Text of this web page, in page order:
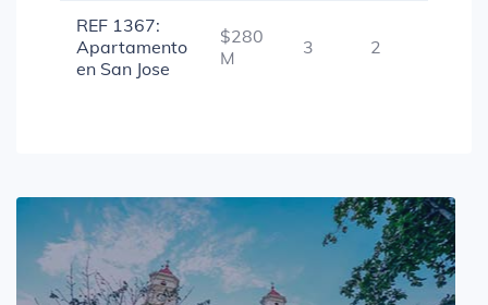
REF 1367:
Apartamento
en San Jose
$280
M
3 2